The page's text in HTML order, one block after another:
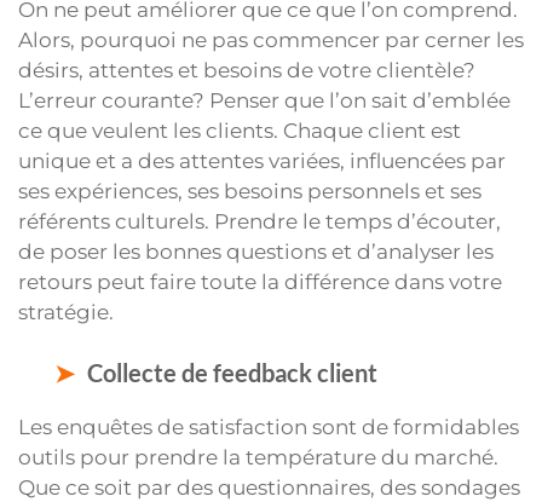
On ne peut améliorer que ce que l’on comprend.
Alors, pourquoi ne pas commencer par cerner les
désirs, attentes et besoins de votre clientèle?
L’erreur courante? Penser que l’on sait d’emblée
ce que veulent les clients. Chaque client est
unique et a des attentes variées, influencées par
ses expériences, ses besoins personnels et ses
référents culturels. Prendre le temps d’écouter,
de poser les bonnes questions et d’analyser les
retours peut faire toute la différence dans votre
stratégie.
Collecte de feedback client
Les enquêtes de satisfaction sont de formidables
outils pour prendre la température du marché.
Que ce soit par des questionnaires, des sondages